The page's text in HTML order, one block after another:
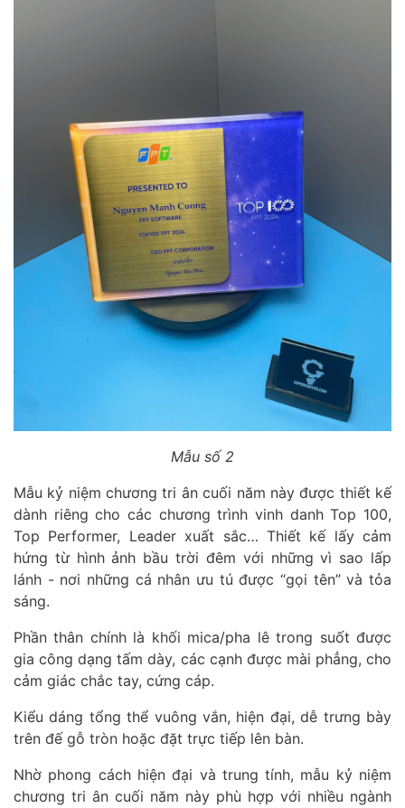
Mẫu số 2
Mẫu kỷ niệm chương tri ân cuối năm này được thiết kế
dành riêng cho các chương trình vinh danh Top 100,
Top Performer, Leader xuất sắc… Thiết kế lấy cảm
hứng từ hình ảnh bầu trời đêm với những vì sao lấp
lánh - nơi những cá nhân ưu tú được “gọi tên” và tỏa
sáng.
Phần thân chính là khối mica/pha lê trong suốt được
gia công dạng tấm dày, các cạnh được mài phẳng, cho
cảm giác chắc tay, cứng cáp.
Kiểu dáng tổng thể vuông vắn, hiện đại, dễ trưng bày
trên đế gỗ tròn hoặc đặt trực tiếp lên bàn.
Nhờ phong cách hiện đại và trung tính, mẫu kỷ niệm
chương tri ân cuối năm này phù hợp với nhiều ngành